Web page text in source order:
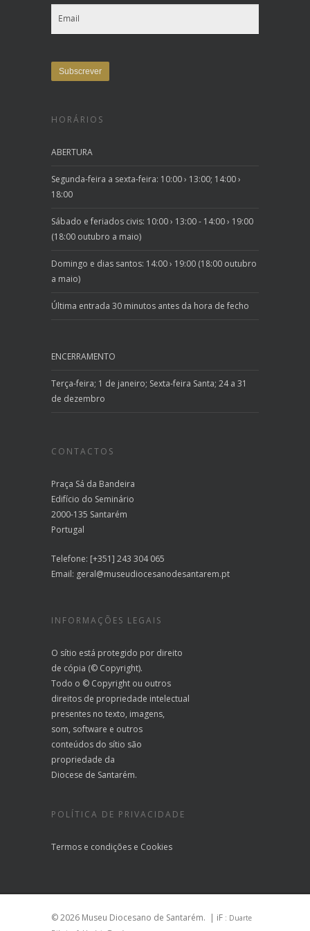
HORÁRIOS
ABERTURA
Segunda-feira a sexta-feira: 10:00 › 13:00; 14:00 ›
18:00
Sábado e feriados civis: 10:00 › 13:00 - 14:00 › 19:00
(18:00 outubro a maio)
Domingo e dias santos: 14:00 › 19:00 (18:00 outubro
a maio)
Última entrada 30 minutos antes da hora de fecho
ENCERRAMENTO
Terça-feira; 1 de janeiro; Sexta-feira Santa; 24 a 31
de dezembro
CONTACTOS
Praça Sá da Bandeira
Edifício do Seminário
2000-135 Santarém
Portugal
Telefone: [+351] 243 304 065
Email: geral@museudiocesanodesantarem.pt
INFORMAÇÕES LEGAIS
O sítio está protegido por direito
de cópia (© Copyright).
Todo o © Copyright ou outros
direitos de propriedade intelectual
presentes no texto, imagens,
som, software e outros
conteúdos do sítio são
propriedade da
Diocese de Santarém.
POLÍTICA DE PRIVACIDADE
Termos e condições e Cookies
© 2026 Museu Diocesano de Santarém. | iF : Duarte